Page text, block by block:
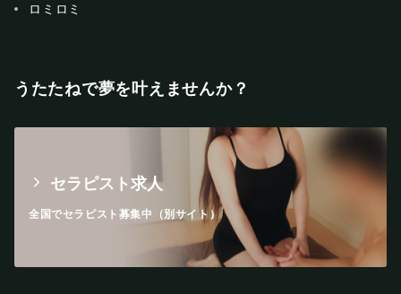
ロミロミ
うたたねで夢を叶えませんか？
セラピスト求人
全国でセラピスト募集中（別サイト）